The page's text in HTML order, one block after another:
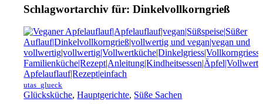
Schlagwortarchiv für:Dinkelvollkorngrieß
utas_glueck
Glücksküche,Hauptgerichte, Süße Sachen